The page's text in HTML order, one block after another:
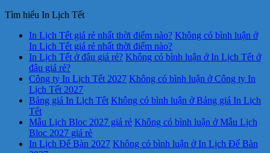
Tìm hiểu In Lịch Tết
In Lịch Tết giá rẻ nhất thời điểm nào? Không có bình luận ở
In Lịch Tết giá rẻ nhất thời điểm nào?
In Lịch Tết ở đâu giá rẻ? Không có bình luận ở In Lịch Tết ở
đâu giá rẻ?
Công ty In Lịch Tết 2027 Không có bình luận ở Công ty In
Lịch Tết 2027
Bảng giá In Lịch Tết Không có bình luận ở Bảng giá In Lịch
Tết
Mẫu Lịch Bloc 2027 giá rẻ Không có bình luận ở Mẫu Lịch
Bloc 2027 giá rẻ
In Lịch Để Bàn 2027 Không có bình luận ở In Lịch Để Bàn